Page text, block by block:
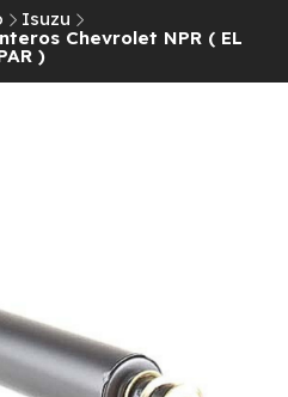
Isuzu
Chevrolet NPR ( EL
)